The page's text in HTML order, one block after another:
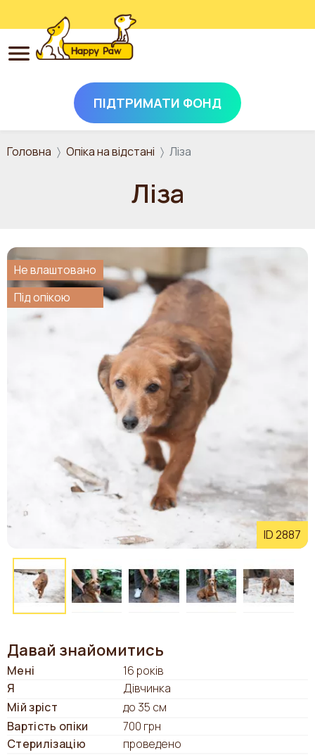
Перейти до основного вмісту
ПІДТРИМАТИ ФОНД
Головна Опіка на відстані Ліза
Ліза
ID 2887
Не влаштовано
Під опікою
Давай знайомитись
Мені
16 років
Я
Дівчинка
Мій зріст
до 35 см
Вартість опіки
700 грн
Стерилізацію
проведено